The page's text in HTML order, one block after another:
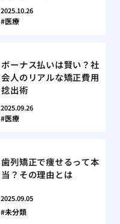
2025.10.26
医療
ボーナス払いは賢い？社
会人のリアルな矯正費用
捻出術
2025.09.26
医療
歯列矯正で痩せるって本
当？その理由とは
2025.09.05
未分類